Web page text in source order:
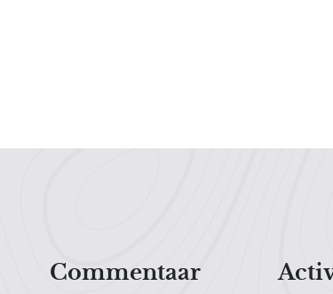
Commentaar